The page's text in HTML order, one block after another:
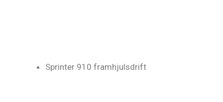
Sprinter 910 framhjulsdrift